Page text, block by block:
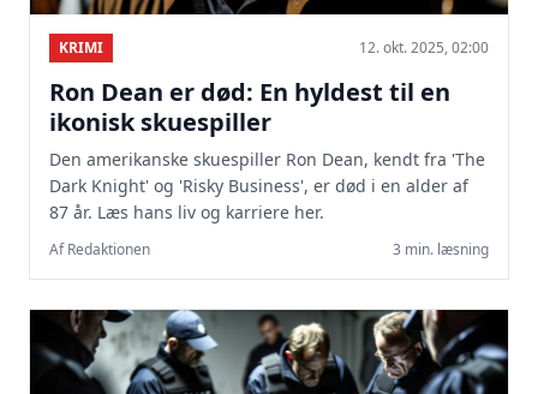
KRIMI 12. okt. 2025, 02:00
Ron Dean er død: En hyldest til en
ikonisk skuespiller
Den amerikanske skuespiller Ron Dean, kendt fra 'The
Dark Knight' og 'Risky Business', er død i en alder af
87 år. Læs hans liv og karriere her.
Af Redaktionen 3 min. læsning